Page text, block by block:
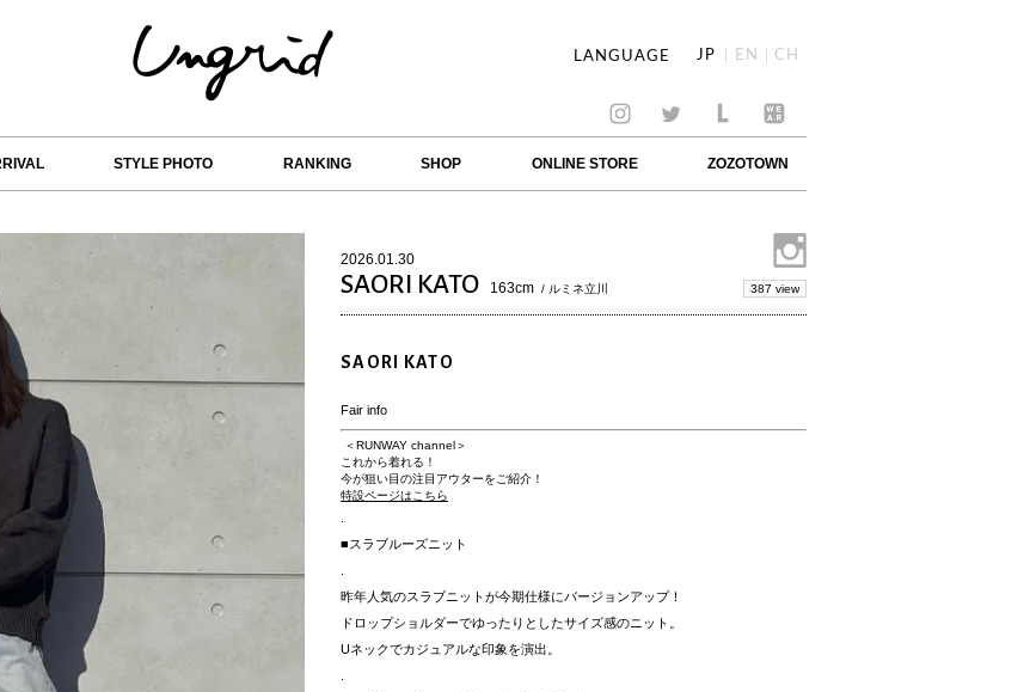
LANGUAGE JP EN CH
STYLE PHOTO RANKING SHOP ONLINE STORE ZOZOTOWN
2026.01.30
SAORI KATO 163cm / ルミネ立川 387 view
SAORI KATO
Fair info
＜RUNWAY channel＞
これから着れる！
今が狙い目の注目アウターをご紹介！
特設ページはこちら
■スラブルーズニット
昨年人気のスラブニットが今期仕様にバージョンアップ！
ドロップショルダーでゆったりとしたサイズ感のニット。
Uネックでカジュアルな印象を演出。